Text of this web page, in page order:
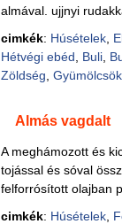
almával. ujjnyi
cimkék: Húsételek,
Hétvégi ebéd
Buli,
Zöldség Gyümölcsök,
Almás vagdalt
A meghámozott és
tojással és sóval
felforrósított olajban
cimkék: Húsételek,